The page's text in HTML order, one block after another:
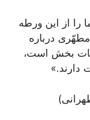
را از اين ورطه
درباره
بخش است،